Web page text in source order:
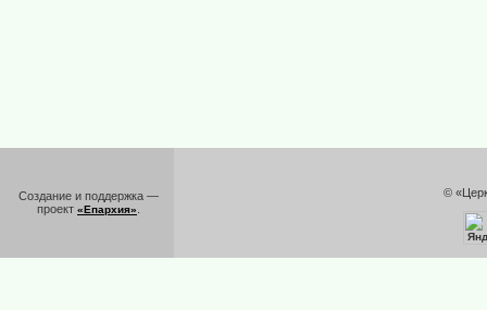
Создание и поддержка —
проект «Епархия»
©